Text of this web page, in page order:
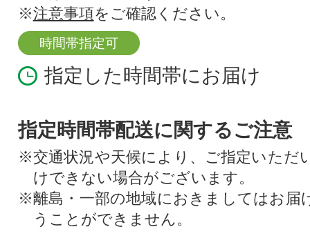
※注意事項をご確認ください。
時間帯指定可
指定した時間帯にお届け
指定時間帯配送に関するご注意
※交通状況や天候により、ご指定いただ
けできない場合がございます。
※離島・一部の地域におきましてはお届
うことができません。